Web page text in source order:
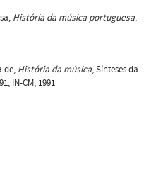
História da música portuguesa,
de, História da música, Sínteses da
IN-CM, 1991